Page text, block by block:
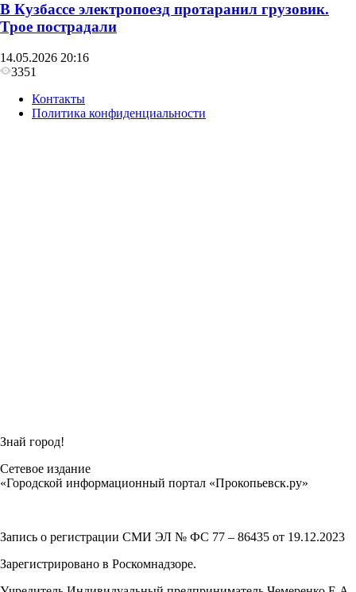
В Кузбассе электропоезд протаранил грузовик.
Трое пострадали
14.05.2026 20:16
3351
Контакты
Политика конфиденциальности
Знай город!
Сетевое издание
«Городской информационный портал «Прокопьевск.ру»
Запись о регистрации СМИ ЭЛ № ФС 77 – 86435 от 19.12.2023
Зарегистрировано в Роскомнадзоре.